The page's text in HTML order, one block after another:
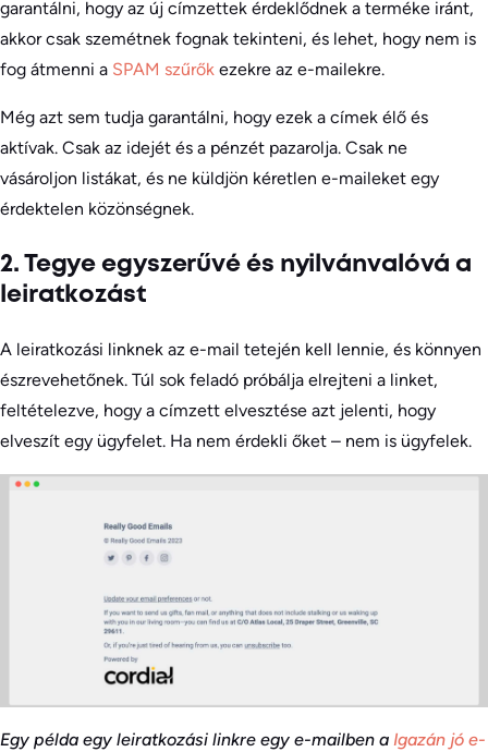
garantálni, hogy az új címzettek érdeklődnek a terméke iránt,
akkor csak szemétnek fognak tekinteni, és lehet, hogy nem is
fog átmenni a SPAM szűrők ezekre az e-mailekre.
Még azt sem tudja garantálni, hogy ezek a címek élő és
aktívak. Csak az idejét és a pénzét pazarolja. Csak ne
vásároljon listákat, és ne küldjön kéretlen e-maileket egy
érdektelen közönségnek.
2. Tegye egyszerűvé és nyilvánvalóvá a
leiratkozást
A leiratkozási linknek az e-mail tetején kell lennie, és könnyen
észrevehetőnek. Túl sok feladó próbálja elrejteni a linket,
feltételezve, hogy a címzett elvesztése azt jelenti, hogy
elveszít egy ügyfelet. Ha nem érdekli őket – nem is ügyfelek.
Egy példa egy leiratkozási linkre egy e-mailben a Igazán jó e-